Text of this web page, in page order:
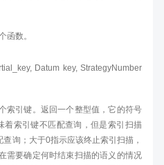
函数。
Datum key, StrategyNumber
索引键。返回一个整型值，它的符号
着索引键不匹配查询，但是索引扫描
询；大于0指示应该终止索引扫描，
需要确定何时结束扫描的语义的情况